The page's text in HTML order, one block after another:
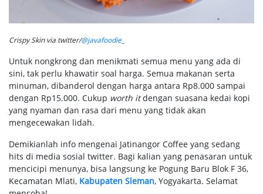
Crispy Skin via twitter/@javafoodie_
Untuk nongkrong dan menikmati semua menu yang ada di
sini, tak perlu khawatir soal harga. Semua makanan serta
minuman, dibanderol dengan harga antara Rp8.000 sampai
dengan Rp15.000. Cukup worth itdengan suasana kedai kopi
yang nyaman dan rasa dari menu yang tidak akan
mengecewakan lidah.
Demikianlah info mengenai Jatinangor Coffee yang sedang
hits di media sosial twitter. Bagi kalian yang penasaran untuk
mencicipi menunya, bisa langsung ke Pogung Baru Blok F 36,
Kecamatan Mlati, Kabupaten Sleman, Yogyakarta. Selamat